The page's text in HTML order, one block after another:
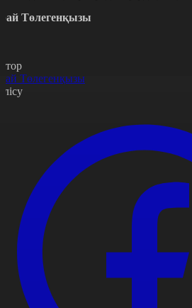
Төлегенқызы
Төлегенқызы